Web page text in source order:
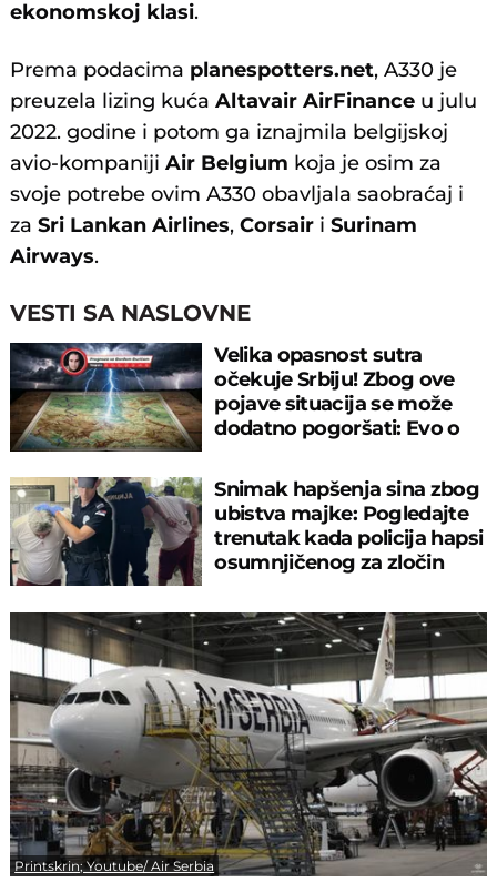
ekonomskoj klasi.
Prema podacima planespotters.net, A330 je
preuzela lizing kućaAltavair AirFinance u julu
2022. godine i potom ga iznajmila belgijskoj
avio-kompanijiAir Belgium koja je osim za
svoje potrebe ovim A330 obavljala saobraćaj i
zaSri Lankan Airlines,Corsair iSurinam
Airways.
VESTI SA NASLOVNE
Velika opasnost sutra
očekuje Srbiju! Zbog ove
pojave situacija se može
dodatno pogoršati: Evo o
Snimak hapšenja sina zbog
ubistva majke: Pogledajte
trenutak kada policija hapsi
osumnjičenog za zločin
Printskrin; Youtube/ Air Serbia